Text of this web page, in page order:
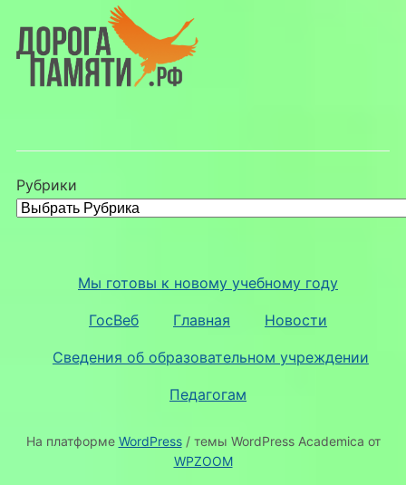
Рубрики
Мы готовы к новому учебному году
ГосВеб Главная Новости
Сведения об образовательном учреждении
Педагогам
На платформе WordPress/ темы WordPress Academica от
WPZOOM